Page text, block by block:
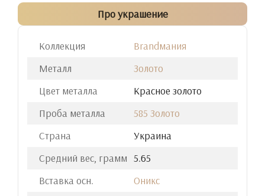
Про украшение
Коллекция
Brandмания
Металл
Золото
Цвет металла
Красное золото
Проба металла
585 Золото
Страна
Украина
Средний вес, грамм 5.65
Вставка осн.
Оникс